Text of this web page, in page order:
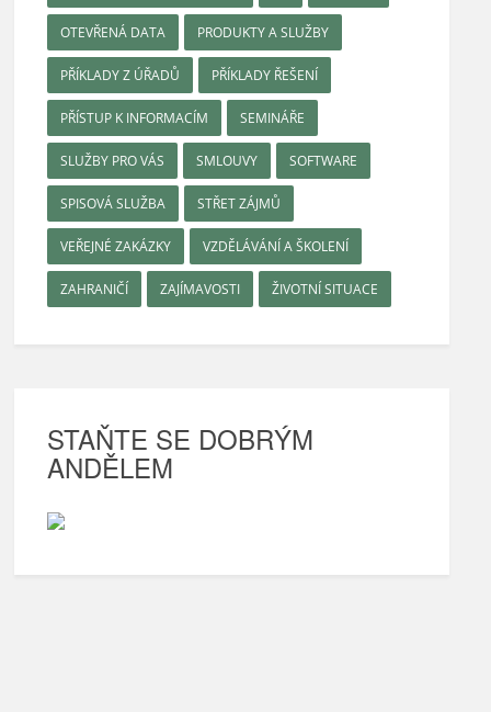
OTEVŘENÁ DATA PRODUKTY A SLUŽBY
PŘÍKLADY Z ÚŘADŮ PŘÍKLADY ŘEŠENÍ
PŘÍSTUP K INFORMACÍM SEMINÁŘE
SLUŽBY PRO VÁS SMLOUVY SOFTWARE
SPISOVÁ SLUŽBA STŘET ZÁJMŮ
VEŘEJNÉ ZAKÁZKY VZDĚLÁVÁNÍ A ŠKOLENÍ
ZAHRANIČÍ ZAJÍMAVOSTI ŽIVOTNÍ SITUACE
STAŇTE SE DOBRÝM
ANDĚLEM